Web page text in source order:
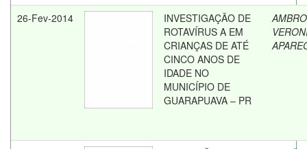
26-Fev-2014
INVESTIGAÇÃO DE
ROTAVÍRUS A EM
CRIANÇAS DE ATÉ
CINCO ANOS DE
IDADE NO
MUNICÍPIO DE
GUARAPUAVA – PR